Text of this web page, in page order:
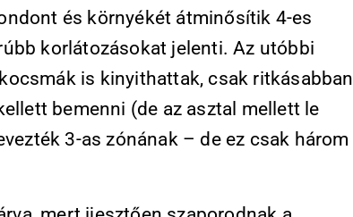
és környékét átminősítik 4-es
korlátozásokat jelenti. Az utóbbi
is kinyithattak, csak ritkásabban
bemenni (de az asztal mellett le
3-as zónának – de ez csak három